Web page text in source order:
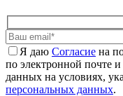
Я даю Cогласие на
по электронной почте
данных на условиях,
персональных данных.